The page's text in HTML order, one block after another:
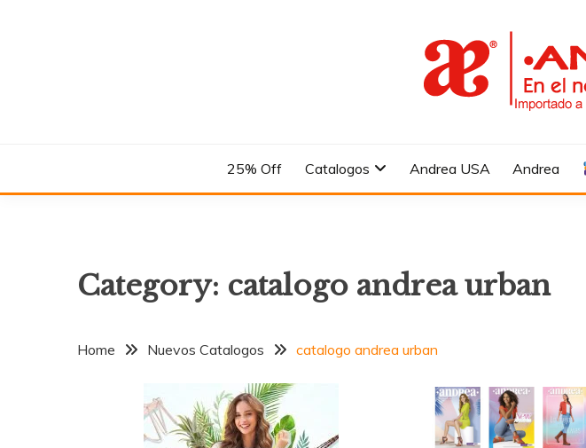
25% Off Catalogos Andrea USA Andrea
Category: catalogo andrea urban
Home Nuevos Catalogos catalogo andrea urban